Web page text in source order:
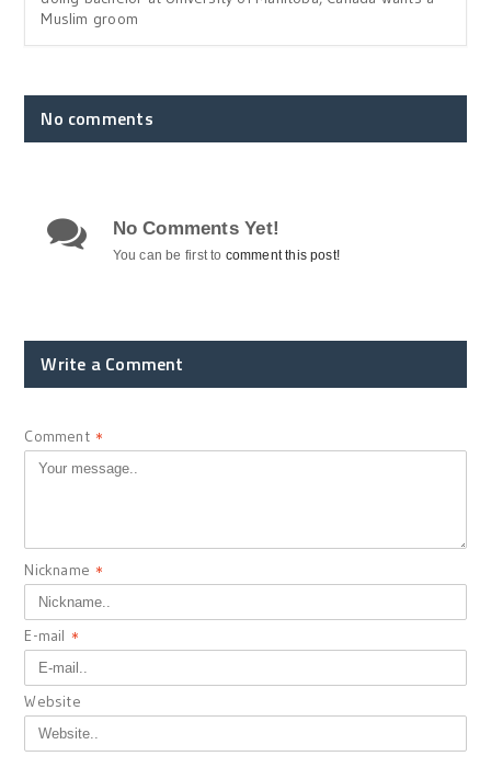
Muslim groom
No comments
No Comments Yet!
You can be first to comment this post!
Write a Comment
Comment *
Nickname *
E-mail *
Website